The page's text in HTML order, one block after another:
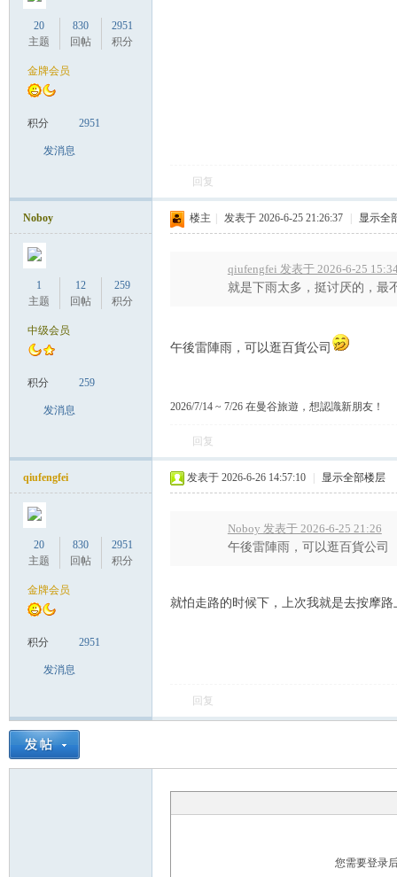
m
20
主题
830
回帖
2951
积分
金牌会员
积分 2951
发消息
回复
Noboy
1
主题
12
回帖
259
积分
中级会员
积分 259
发消息
楼主 发表于 2026-6-25 21:26:37 显示全
qiufengfei 发表于 2026-6-25
就是下雨太多，挺讨厌的，最
午後雷陣雨，可以逛百貨公司
2026/7/14 ~ 7/26 在曼谷旅遊，想認識新朋友！
回复
qiufengfei
20
主题
830
回帖
2951
积分
金牌会员
积分 2951
发消息
发表于 2026-6-26 14:57:10 显示全部楼层
Noboy 发表于 2026-6-25 21:26
午後雷陣雨，可以逛百貨公司
就怕走路的时候下，上次我就是去按摩
回复
您需要登录